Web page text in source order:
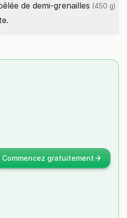
de demi-grenailles (450 g)
Commencez gratuitement